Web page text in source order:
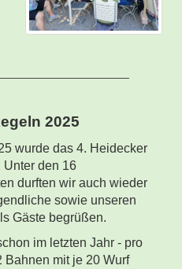
2025
wurde das 4. Heidecker
Unter den 16
durften wir auch wieder
sowie unseren
Gäste begrüßen.
im letzten Jahr - pro
Bahnen mit je 20 Wurf